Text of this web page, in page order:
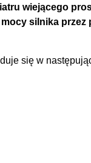
wiejącego
silnika przez
się w